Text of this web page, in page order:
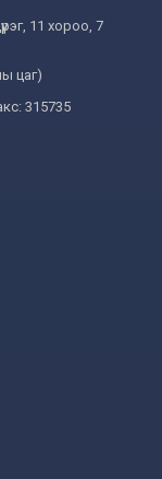
11 хороо, 7
цаг)
315735